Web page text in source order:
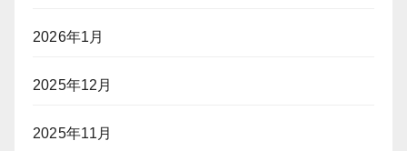
2026年1月
2025年12月
2025年11月